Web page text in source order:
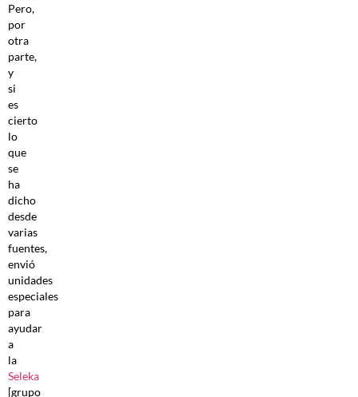
Pero,
por
otra
parte,
y
si
es
cierto
lo
que
se
ha
dicho
desde
varias
fuentes,
envió
unidades
especiales
para
ayudar
a
la
Seleka
[grupo